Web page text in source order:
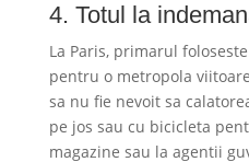
4. Totul la
La Paris, primarul
pentru o metropola
sa nu fie nevoit sa
pe jos sau cu bicicleta
magazine sau la agentii